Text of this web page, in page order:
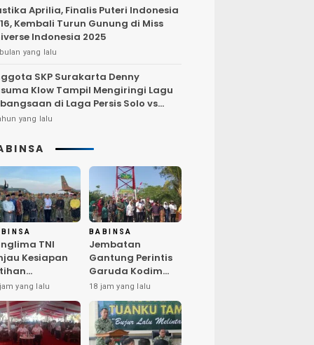
Aprilia, Finalis Puteri Indonesia
Kembali Turun Gunung di Miss
Indonesia 2025
yang lalu
SKP Surakarta Denny
Klow Tampil Mengiringi Lagu
di Laga Persis Solo vs
Jakarta
yang lalu
TNI
Kesiapan
TNI
di Dabo
yang lalu
BABINSA
Jembatan
Gantung Perintis
Garuda Kodim
0603/Lebak Resmi
Diresmikan,
Permudah Akses
Warga Desa
Wanasalam
18 jam yang lalu